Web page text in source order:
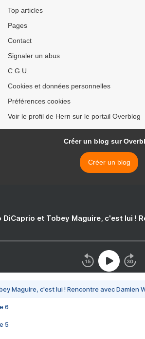
Top articles
Pages
Contact
Signaler un abus
C.G.U.
Cookies et données personnelles
Préférences cookies
Voir le profil de Hern sur le portail Overblog
Créer un blog sur
Créer un blog
DiCaprio et Tobey Maguire, c'est lui !
Maguire, c'est lui ! Rencontre avec Damien
6
5